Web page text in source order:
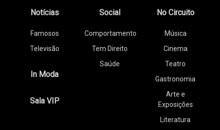
Notícias
Famosos
Televisão
In Moda
Sala VIP
Social
Comportamento
Tem Direito
Saúde
No Circuito
Música
Cinema
Teatro
Gastronomia
Arte e
Exposições
Literatura